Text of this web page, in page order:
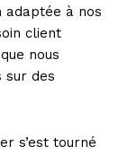
à nos
client
nous
sur des
s’est tourné